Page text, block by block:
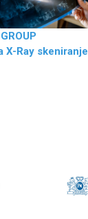
X-Ray skeniranje